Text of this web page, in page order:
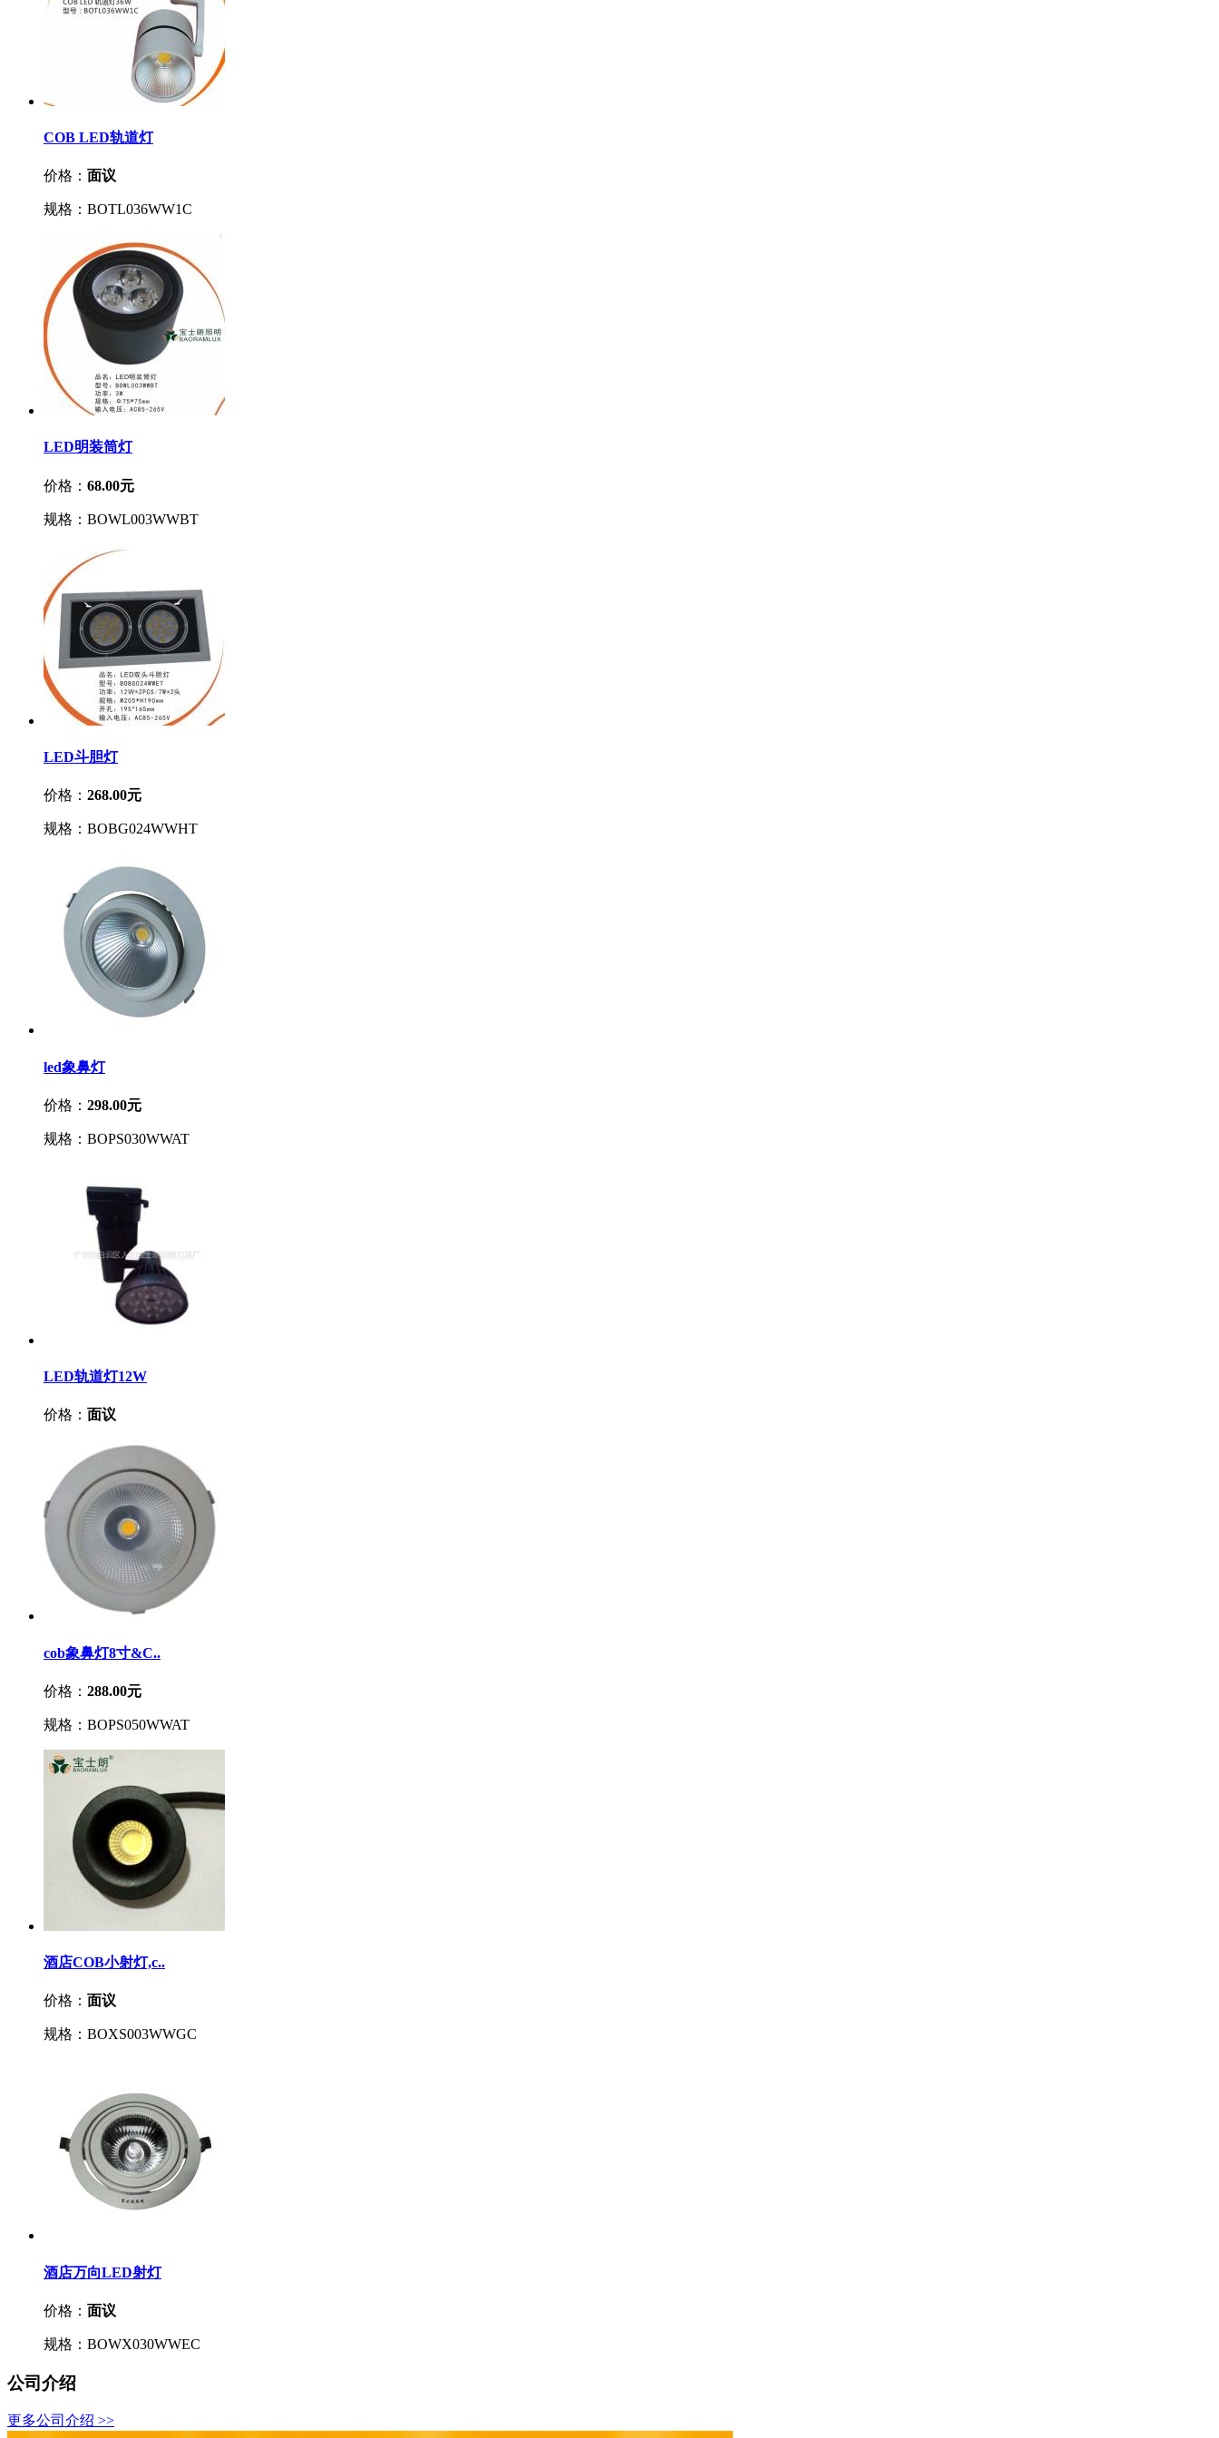
COB LED轨道灯
价格： 面议
规格：BOTL036WW1C
LED明装筒灯
价格： 68.00元
规格：BOWL003WWBT
LED斗胆灯
价格： 268.00元
规格：BOBG024WWHT
led象鼻灯
价格： 298.00元
规格：BOPS030WWAT
LED轨道灯12W
价格： 面议
cob象鼻灯8寸&C..
价格： 288.00元
规格：BOPS050WWAT
酒店COB小射灯,c..
价格： 面议
规格：BOXS003WWGC
酒店万向LED射灯
价格： 面议
规格：BOWX030WWEC
公司介绍
更多公司介绍 >>